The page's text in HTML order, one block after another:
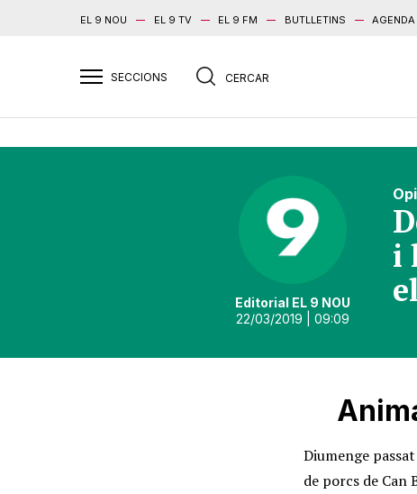
EL 9 NOU EL 9 TV EL 9 FM BUTLLETINS AGENDA
Editorial EL 9 NOU
22/03/2019 | 09:09
i
Diumenge
de porcs de Can